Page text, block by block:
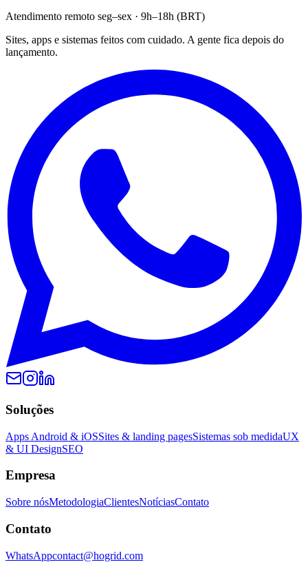
Atendimento remoto seg–sex · 9h–18h (BRT)
Sites, apps e sistemas feitos com cuidado. A gente fica depois do
lançamento.
Soluções
Apps Android & iOSSites & landing pagesSistemas sob medidaUX
& UI DesignSEO
Empresa
Sobre nósMetodologiaClientesNotíciasContato
Contato
WhatsAppcontact@hogrid.com